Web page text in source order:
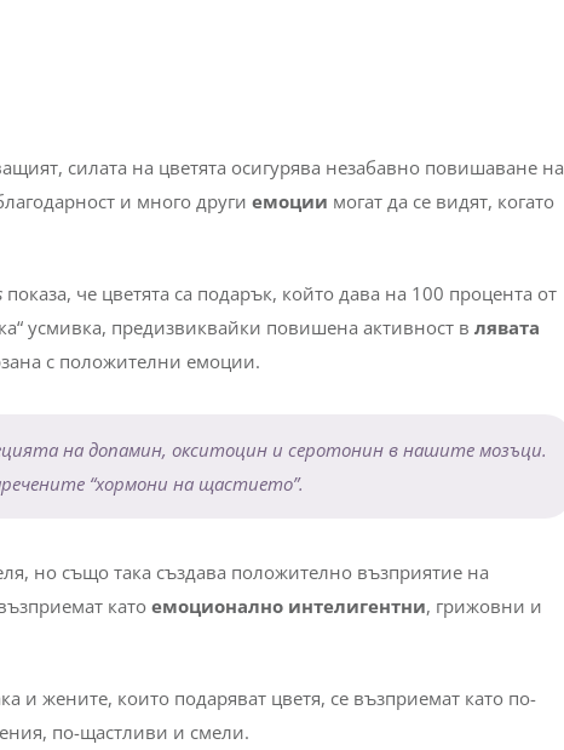
силата на цветята осигурява незабавно повишаване на
и много други емоции могат да се видят, когато
показа, че цветята са подарък, който дава на 100 процента от
усмивка, предизвиквайки повишена активност в лявата
с положителни емоции.
на допамин, окситоцин и серотонин в нашите мозъци.
“хормони на щастието”.
но също така създава положително възприятие на
като емоционално интелигентни, грижовни и
и жените, които подаряват цветя, се възприемат като по-
по-щастливи и смели.